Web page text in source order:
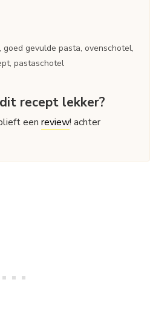
goed gevulde pasta, ovenschotel,
pastaschotel
recept lekker?
eenreview! achter